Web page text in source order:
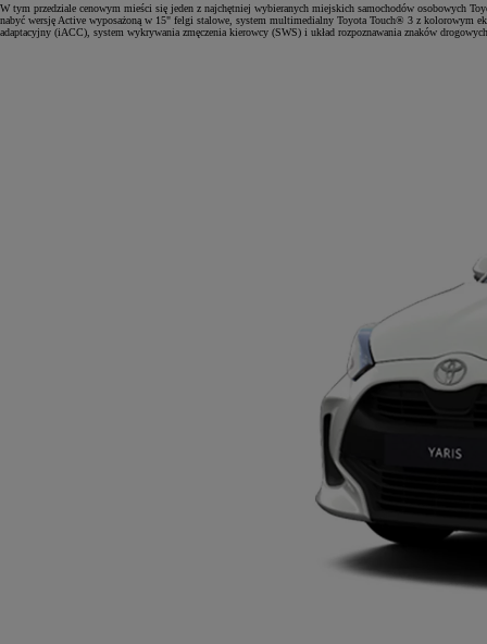
W tym przedziale cenowym mieści się jeden z najchętniej wybieranych miejskich samochodów osobowych
nabyć wersję Active wyposażoną w 15" felgi stalowe, system multimedialny Toyota Touch® 3 z kolorowym
adaptacyjny (iACC), system wykrywania zmęczenia kierowcy (SWS) i układ rozpoznawania znaków